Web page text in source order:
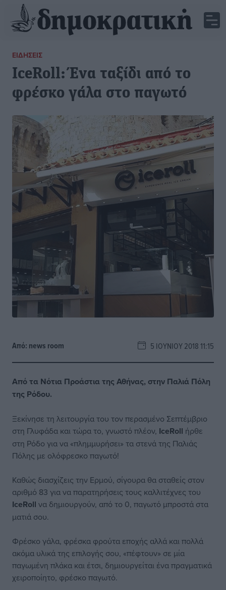
ΕΙΔΉΣΕΙΣ
IceRoll: Ένα ταξίδι από το
φρέσκο γάλα στο παγωτό
Από: news room 5 ΙΟΥΝΊΟΥ 2018 11:15
Από τα Νότια Προάστια της Αθήνας, στην Παλιά Πόλη
της Ρόδου.
Ξεκίνησε τη λειτουργία του τον περασμένο Σεπτέμβριο
στη Γλυφάδα και τώρα το, γνωστό πλέον, IceRoll ήρθε
στη Ρόδο για να «πλημμυρήσει» τα στενά της Παλιάς
Πόλης με ολόφρεσκο παγωτό!
Καθώς διασχίζεις την Ερμού, σίγουρα θα σταθείς στον
αριθμό 83 για να παρατηρήσεις τους καλλιτέχνες του
IceRoll να δημιουργούν, από το 0, παγωτό μπροστά στα
ματιά σου.
Φρέσκο γάλα, φρέσκα φρούτα εποχής αλλά και πολλά
ακόμα υλικά της επιλογής σου, «πέφτουν» σε μία
παγωμένη πλάκα και έτσι, δημιουργείται ένα πραγματικά
χειροποίητο, φρέσκο παγωτό.